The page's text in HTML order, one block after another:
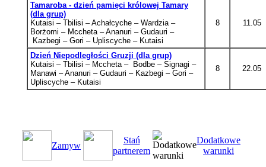
Tamaroba - dzień pamięci królowej Tamary
(dla grup)
Kutaisi – Tbilisi – Achałcyche – Wardzia –
Borżomi – Mccheta – Ananuri – Gudauri –
Kazbegi – Gori – Upliscyche – Kutaisi
8 11.05
Dzień Niepodległości Gruzji (dla grup)
Kutaisi – Tbilisi – Mccheta – Bodbe – Signagi –
Manawi – Ananuri – Gudauri – Kazbegi – Gori –
Upliscyche – Kutaisi
8 22.05
Zamуw
Stań
partnerem
Dodatkowe
warunki